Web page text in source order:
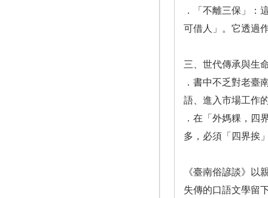
．「不離三保」：
可借人」。它透過
三、世代傳承與生
．書中不乏對老臺
語、進入市場工作
．在「外媽粿，四
多，必須「四界挨
《臺南俗諺談》以
失傳的口語文學留